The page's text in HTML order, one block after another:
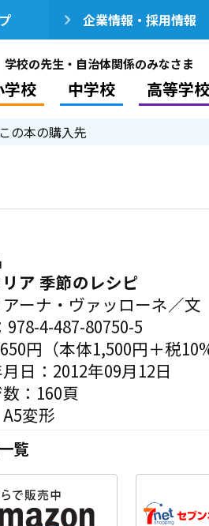
企業情報・採用情報
学校の先生・自治体関係のみなさま
学校 中学校 高等学校
この本の購入先
ア 季節のレシピ
ーナ・ヴァッローネ／文
978-4-487-80750-5
円（本体1,500円＋税10%
日：2012年09月12日
：160頁
変形
覧